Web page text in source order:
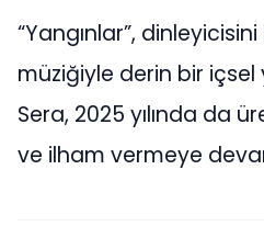
“Yangınlar”,
müziğiyle derin bir içsel
Sera, 2025 yılında da
ve ilham vermeye